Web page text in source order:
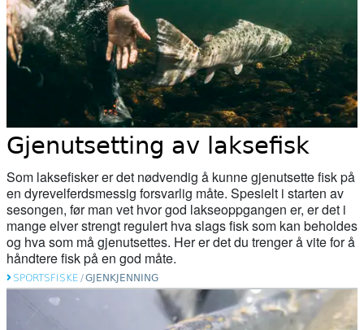
Gjenutsetting av laksefisk
Som laksefisker er det nødvendig å kunne gjenutsette fisk på
en dyrevelferdsmessig forsvarlig måte. Spesielt i starten av
sesongen, før man vet hvor god lakseoppgangen er, er det i
mange elver strengt regulert hva slags fisk som kan beholdes
og hva som må gjenutsettes. Her er det du trenger å vite for å
håndtere fisk på en god måte.
SPORTSFISKE /GJENKJENNING